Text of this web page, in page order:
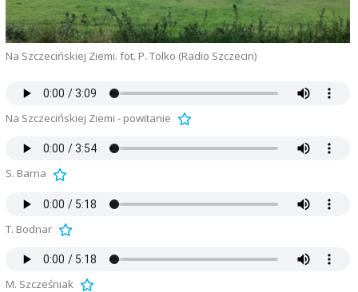
Na Szczecińskiej Ziemi. fot. P. Tolko (Radio Szczecin)
Na Szczecińskiej Ziemi - powitanie
S. Barna
T. Bodnar
M. Szcześniak